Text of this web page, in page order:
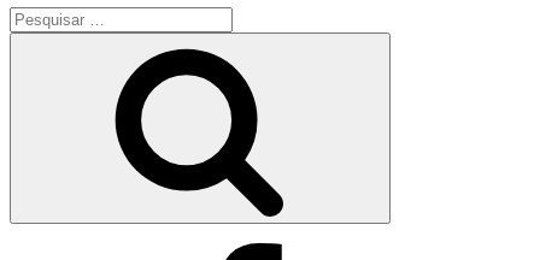
Pesquisar
por: